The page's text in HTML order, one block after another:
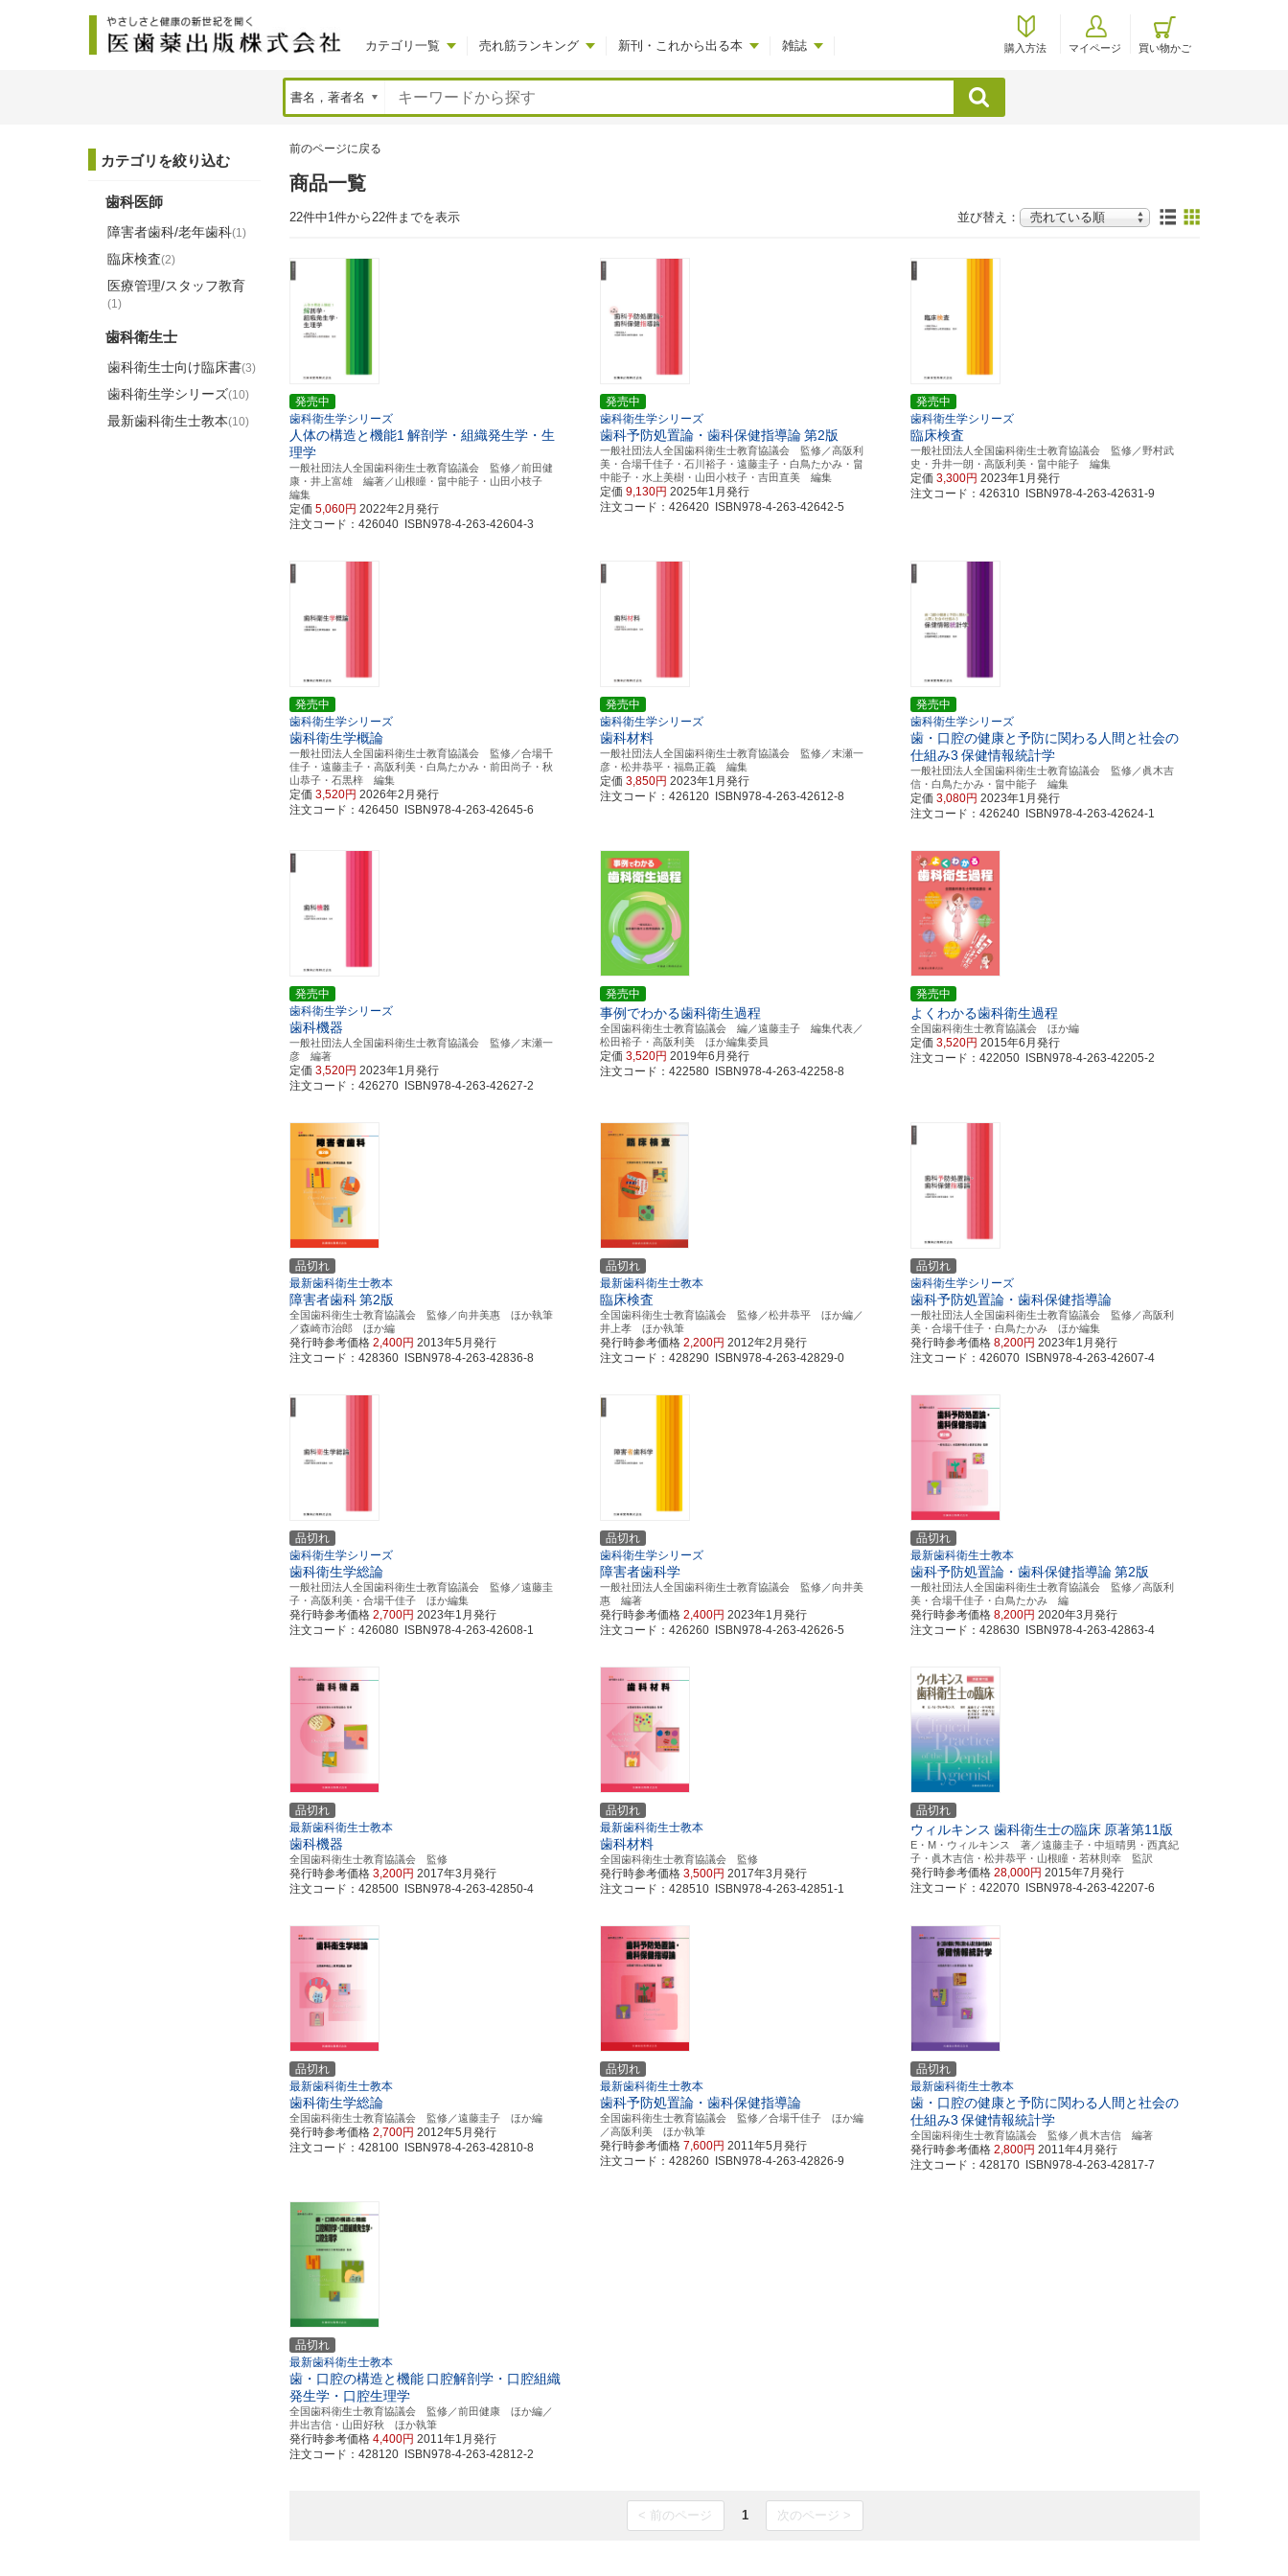
カテゴリ一覧 売れ筋ランキング 新刊・これから出る本 雑誌 購入方法 マイページ 買い物かご
検索
前のページに戻る
商品一覧
22件中1件から22件までを表示 並び替え：
発売中
歯科衛生学シリーズ
人体の構造と機能1解剖学・組織発生学・生
理学
一般社団法人全国歯科衛生士教育協議会 監修／前田健
康・井上富雄 編著／山根瞳・畠中能子・山田小枝子
編集
定価 5,060円 2022年2月発行
注文コード：426040 ISBN978-4-263-42604-3
発売中
歯科衛生学シリーズ
歯科予防処置論・歯科保健指導論第2版
一般社団法人全国歯科衛生士教育協議会 監修／高阪利
美・合場千佳子・石川裕子・遠藤圭子・白鳥たかみ・畠
中能子・水上美樹・山田小枝子・吉田直美 編集
定価9,130円 2025年1月発行
注文コード：426420 ISBN978-4-263-42642-5
発売中
歯科衛生学シリーズ
臨床検査
一般社団法人全国歯科衛生士教育協議会 監修／野村武
史・升井一朗・高阪利美・畠中能子 編集
定価3,300円 2023年1月発行
注文コード：426310 ISBN978-4-263-42631-9
発売中
歯科衛生学シリーズ
歯科衛生学概論
一般社団法人全国歯科衛生士教育協議会 監修／合場千
佳子・遠藤圭子・高阪利美・白鳥たかみ・前田尚子・秋
山恭子・石黒梓 編集
定価 3,520円 2026年2月発行
注文コード：426450 ISBN978-4-263-42645-6
発売中
歯科衛生学シリーズ
歯科材料
一般社団法人全国歯科衛生士教育協議会 監修／末瀬一
彦・松井恭平・福島正義 編集
定価3,850円 2023年1月発行
注文コード：426120 ISBN978-4-263-42612-8
発売中
歯科衛生学シリーズ
歯・口腔の健康と予防に関わる人間と社会の
仕組み3 保健情報統計学
一般社団法人全国歯科衛生士教育協議会 監修／眞木吉
信・白鳥たかみ・畠中能子 編集
定価3,080円 2023年1月発行
注文コード：426240 ISBN978-4-263-42624-1
発売中
歯科衛生学シリーズ
歯科機器
一般社団法人全国歯科衛生士教育協議会 監修／末瀬一
彦 編著
定価 3,520円 2023年1月発行
注文コード：426270 ISBN978-4-263-42627-2
発売中
事例でわかる歯科衛生過程
全国歯科衛生士教育協議会 編／遠藤圭子 編集代表／
松田裕子・高阪利美 ほか編集委員
定価3,520円 2019年6月発行
注文コード：422580 ISBN978-4-263-42258-8
発売中
よくわかる歯科衛生過程
全国歯科衛生士教育協議会 ほか編
定価3,520円 2015年6月発行
注文コード：422050 ISBN978-4-263-42205-2
品切れ
最新歯科衛生士教本
障害者歯科第2版
全国歯科衛生士教育協議会 監修／向井美惠 ほか執筆
／森崎市治郎 ほか編
発行時参考価格 2,400円 2013年5月発行
注文コード：428360 ISBN978-4-263-42836-8
品切れ
最新歯科衛生士教本
臨床検査
全国歯科衛生士教育協議会 監修／松井恭平 ほか編／
井上孝 ほか執筆
発行時参考価格2,200円 2012年2月発行
注文コード：428290 ISBN978-4-263-42829-0
品切れ
歯科衛生学シリーズ
歯科予防処置論・歯科保健指導論
一般社団法人全国歯科衛生士教育協議会 監修／高阪利
美・合場千佳子・白鳥たかみ ほか編集
発行時参考価格8,200円 2023年1月発行
注文コード：426070 ISBN978-4-263-42607-4
品切れ
歯科衛生学シリーズ
歯科衛生学総論
一般社団法人全国歯科衛生士教育協議会 監修／遠藤圭
子・高阪利美・合場千佳子 ほか編集
発行時参考価格 2,700円 2023年1月発行
注文コード：426080 ISBN978-4-263-42608-1
品切れ
歯科衛生学シリーズ
障害者歯科学
一般社団法人全国歯科衛生士教育協議会 監修／向井美
惠 編著
発行時参考価格2,400円 2023年1月発行
注文コード：426260 ISBN978-4-263-42626-5
品切れ
最新歯科衛生士教本
歯科予防処置論・歯科保健指導論 第2版
一般社団法人全国歯科衛生士教育協議会 監修／高阪利
美・合場千佳子・白鳥たかみ 編
発行時参考価格8,200円 2020年3月発行
注文コード：428630 ISBN978-4-263-42863-4
品切れ
最新歯科衛生士教本
歯科機器
全国歯科衛生士教育協議会 監修
発行時参考価格 3,200円 2017年3月発行
注文コード：428500 ISBN978-4-263-42850-4
品切れ
最新歯科衛生士教本
歯科材料
全国歯科衛生士教育協議会 監修
発行時参考価格3,500円 2017年3月発行
注文コード：428510 ISBN978-4-263-42851-1
品切れ
ウィルキンス 歯科衛生士の臨床 原著第11版
E・M・ウィルキンス 著／遠藤圭子・中垣晴男・西真紀
子・眞木吉信・松井恭平・山根瞳・若林則幸 監訳
発行時参考価格28,000円 2015年7月発行
注文コード：422070 ISBN978-4-263-42207-6
品切れ
最新歯科衛生士教本
歯科衛生学総論
全国歯科衛生士教育協議会 監修／遠藤圭子 ほか編
発行時参考価格 2,700円 2012年5月発行
注文コード：428100 ISBN978-4-263-42810-8
品切れ
最新歯科衛生士教本
歯科予防処置論・歯科保健指導論
全国歯科衛生士教育協議会 監修／合場千佳子 ほか編
／高阪利美 ほか執筆
発行時参考価格7,600円 2011年5月発行
注文コード：428260 ISBN978-4-263-42826-9
品切れ
最新歯科衛生士教本
歯・口腔の健康と予防に関わる人間と社会の
仕組み3 保健情報統計学
全国歯科衛生士教育協議会 監修／眞木吉信 編著
発行時参考価格2,800円 2011年4月発行
注文コード：428170 ISBN978-4-263-42817-7
品切れ
最新歯科衛生士教本
歯・口腔の構造と機能 口腔解剖学・口腔組織
発生学・口腔生理学
全国歯科衛生士教育協議会 監修／前田健康 ほか編／
井出吉信・山田好秋 ほか執筆
発行時参考価格 4,400円 2011年1月発行
注文コード：428120 ISBN978-4-263-42812-2
< 前のページ 1 次のページ >
カテゴリを絞り込む
歯科医師
障害者歯科/老年歯科(1)
臨床検査(2)
医療管理/スタッフ教育
(1)
歯科衛生士
歯科衛生士向け臨床書(3)
歯科衛生学シリーズ(10)
最新歯科衛生士教本(10)